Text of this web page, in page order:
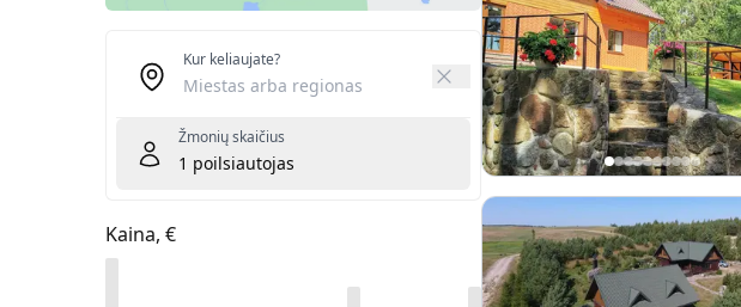
Kur keliaujate?
Žmonių skaičius
1 poilsiautojas
Kaina, €